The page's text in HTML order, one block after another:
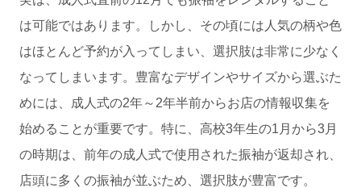
は可能ではあります。しかし、その頃には人気の柄や色
はほとんど予約が入ってしまい、選択肢は非常に少なく
なってしまいます。豊富なデザインやサイズから選ぶた
めには、成人式の2年～2年半前からお店の情報収集を
始めることが重要です。特に、高校3年生の1月から3月
の時期は、前年の成人式で使用された振袖が返却され、
店頭に多くの振袖が並ぶため、選択肢が豊富です。